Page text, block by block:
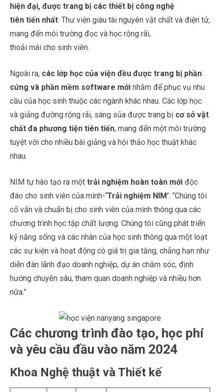
hiện đại, được trang bị các thiết bị công nghệ
tiên tiến nhất. Thư viện giàu tài nguyên vật chất và điện tử,
mang đến môi trường đọc và học rộng rãi,
thoải mái cho sinh viên.
Ngoài ra, các lớp học của viện đều được trang bị phần
cứng và phần mềm software mới nhằm để phục vụ nhu
cầu của học sinh thuộc các ngành khác nhau. Các lớp học
và giảng đường rộng rãi, sáng sủa được trang bị cơ sở vật
chất đa phương tiện tiên tiến, mang đến một môi trường
tuyệt vời cho nhiều bài giảng và hội thảo học thuật khác
nhau.
NIM tự hào tạo ra một trải nghiệm hoàn toàn mới độc
đáo cho sinh viên của mình-‘Trải nghiệm NIM’. “Chúng tôi
cố vấn và chuẩn bị cho sinh viên của mình thông qua các
chương trình học tập chất lượng. Chúng tôi cũng phát triển
kỹ năng sống và các nhân của học sinh thông qua một loạt
các sự kiện và hoạt động có giá trị gia tăng, chẳng hạn như
diễn đàn lãnh đạo doanh nghiệp, dự án chăm sóc, định
hướng chuyên sâu, tham quan doanh nghiệp và nhiều hơn
nữa.”
Các chương trình đào tạo, học phí
và yêu cầu đầu vào năm 2024
Khoa Nghệ thuật và Thiết kế